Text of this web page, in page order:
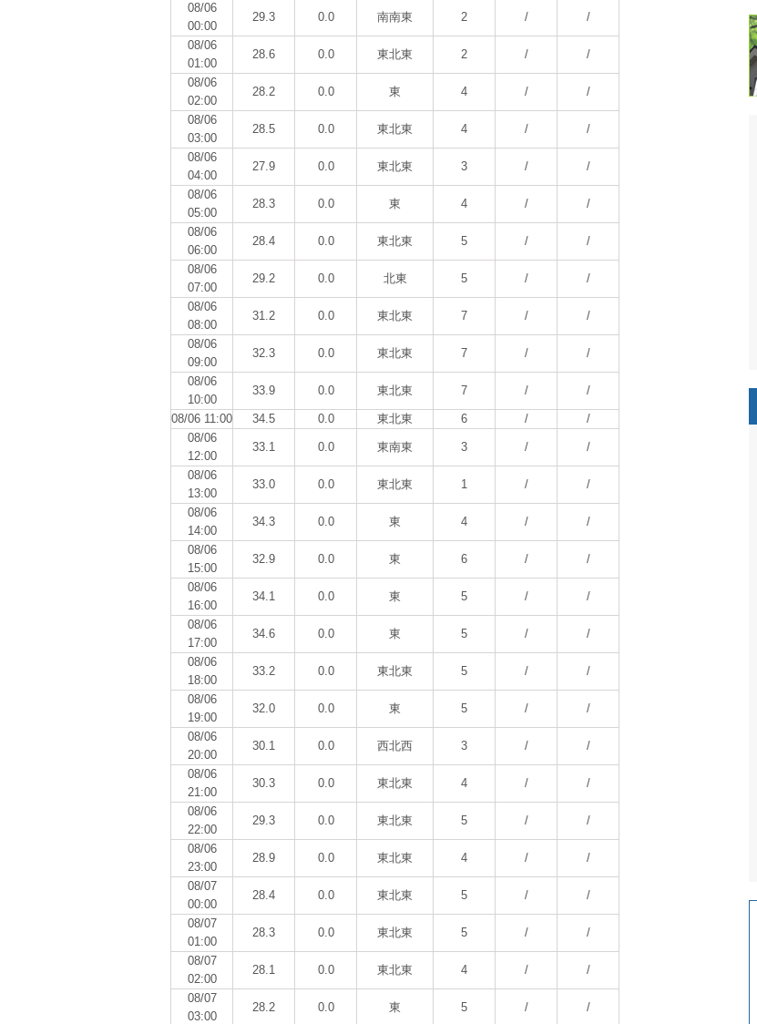
08/06
00:00
29.3 0.0 南南東 2 / /
08/06
01:00
28.6 0.0 東北東 2 / /
08/06
02:00
28.2 0.0 東 4 / /
08/06
03:00
28.5 0.0 東北東 4 / /
08/06
04:00
27.9 0.0 東北東 3 / /
08/06
05:00
28.3 0.0 東 4 / /
08/06
06:00
28.4 0.0 東北東 5 / /
08/06
07:00
29.2 0.0 北東 5 / /
08/06
08:00
31.2 0.0 東北東 7 / /
08/06
09:00
32.3 0.0 東北東 7 / /
08/06
10:00
33.9 0.0 東北東 7 / /
08/06 11:00 34.5 0.0 東北東 6 /
/
08/06
12:00
33.1 0.0 東南東 3 / /
08/06
13:00
33.0 0.0 東北東 1 / /
08/06
14:00
34.3 0.0 東 4 / /
08/06
15:00
32.9 0.0 東 6 / /
08/06
16:00
34.1 0.0 東 5 / /
08/06
17:00
34.6 0.0 東 5 / /
08/06
18:00
33.2 0.0 東北東 5 / /
08/06
19:00
32.0 0.0 東 5 / /
08/06
20:00
30.1 0.0 西北西 3 / /
08/06
21:00
30.3 0.0 東北東 4 / /
08/06
22:00
29.3 0.0 東北東 5 / /
08/06
23:00
28.9 0.0 東北東 4 / /
08/07
00:00
28.4 0.0 東北東 5 / /
08/07
01:00
28.3 0.0 東北東 5 / /
08/07
02:00
28.1 0.0 東北東 4 / /
08/07
03:00
28.2 0.0 東 5 / /